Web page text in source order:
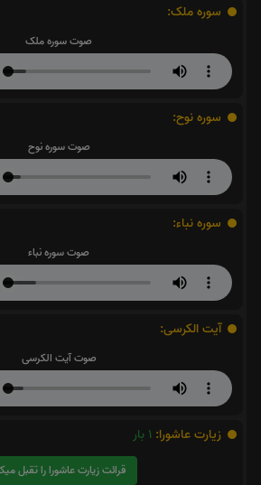
سوره ملک:
صوت سوره ملک
سوره نوح:
صوت سوره نوح
سوره نباء:
صوت سوره نباء
آیت الکرسی:
صوت آیت الکرسی
زیارت عاشورا: 1 بار
قرائت زیارت عاشورا را تقبل میکنم